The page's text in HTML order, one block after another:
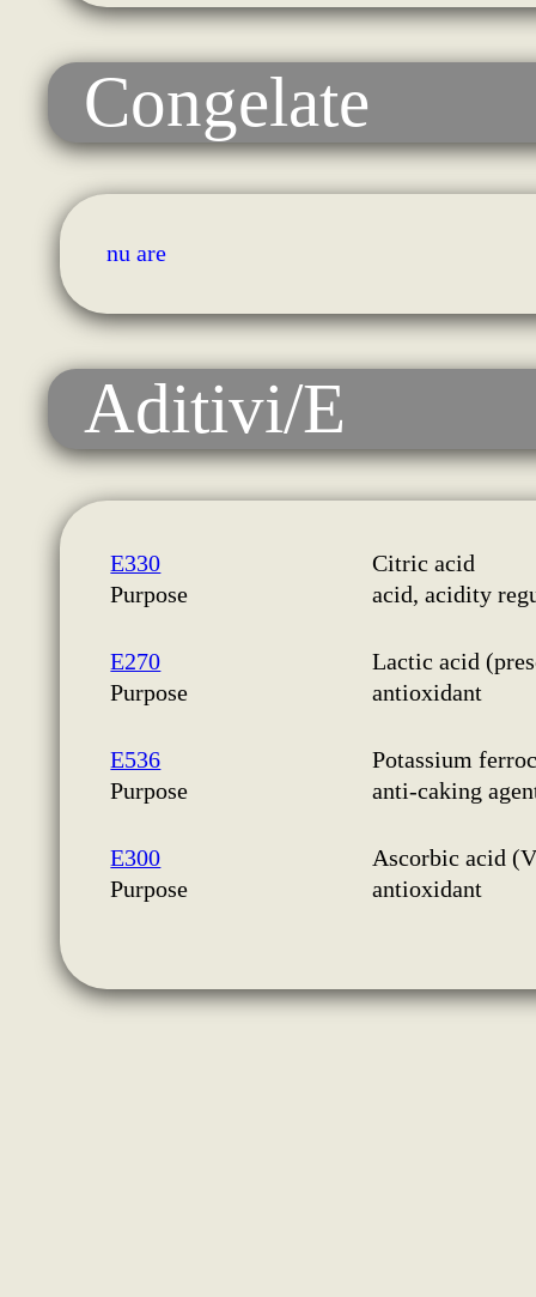
Congelate
nu are
Aditivi/E
E330
Citric acid
Purpose
acid, acidity
E270
Lactic acid
Purpose
antioxidant
E536
Potassium
Purpose
anti-caking
E300
Ascorbic acid
Purpose
antioxidant